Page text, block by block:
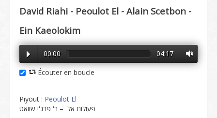
David Riahi - Peoulot El - Alain Scetbon -
Ein Kaeolokim
00:00 04:17
Écouter en boucle
Piyout : Peoulot El
פעולות אל – ר' פרג'י שוואט